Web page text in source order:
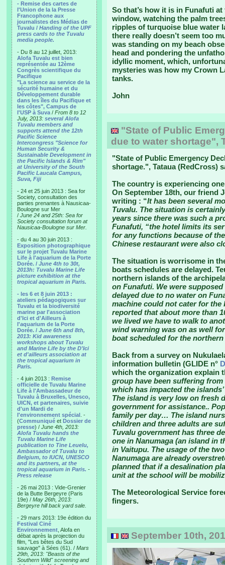
- Remise des cartes de
l'Union de la la Presse
Francophone aux
journalistes des Médias de
Tuvalu / Handing of the UPF
press cards to the Tuvalu
media people.
- Du 8 au 12 juillet, 2013:
Alofa Tuvalu est bien
représentée au 12ème
Congrès scientifique du
Pacifique
"La science au service de la
sécurité humaine et du
Développement durable
dans les îles du Pacifique et
les côtes", Campus de
l'USP à Suva / From 8 to 12
July, 2013: several Alofa
Tuvalu members and
supports attend the 12th
Pacific Science
Intercongress "Science for
Human Security &
Sustainable Development in
the Pacific Islands & Rim"
at University of the South
Pacific Laucala Campus,
Suva, Fiji
- 24 et 25 juin 2013 : Sea for
Society, consultation des
parties prenantes à Nausicaa-
Boulogne sur Mer
/ June 24 and 25th: Sea for
Society consultation forum at
Nausicaa-Boulogne sur Mer.
- du 4 au 30 juin 2013 :
Exposition photographique
sur le projet Tuvalu Marine
Life à l'aquarium de la Porte
Dorée. / June 4th to 30t,
2013h: Tuvalu Marine Life
picture exhibition at the
tropical aquarium in Paris.
- les 6 et 8 juin 2013 :
ateliers pédagogiques sur
Tuvalu et la biodiversité
marine par l'association
d'Ici et d'Ailleurs à
l'aquarium de la Porte
Dorée. / June 6th and 8th,
2013: Kid awareness
workshops about Tuvalu
and Marine Life by the D'Ici
et d'ailleurs association at
the tropical aquarium in
Paris.
- 4 juin 2013 : Remise
officielle de Tuvalu Marine
Life à l'Ambassadeur de
Tuvalu à Bruxelles, Unesco,
UICN, et partenaires, suivie
d'un Mardi de
l'environnement spécial . -
(Communiqué et Dossier de
presse) / June 4th, 2013:
Alofa Tuvalu hands the
Tuvalu Marine Life
publication to Tine Leuelu,
Ambassador of Tuvalu to
Belgium, to IUCN, UNESCO
and its partners, at the
tropical aquarium in Paris. -
Press release
- 26 mai 2013 : Vide-Grenier
de la Butte Bergeyre (Paris
19e) / May 26th, 2013:
Bergeyre hill back yard sale.
- 29 mars 2013: 19e édition du
Festival Ciné
Environnement , Alofa en
débat après la projection du
film, "Les bêtes du Sud
sauvage" à Sées (61). / Mars
29th, 2013: "Beasts of the
Southern Wild" screening and
So that’s how it is in Funafuti
window, watching the palm
ripples of turquoise blue water
there really doesn’t seem too
was standing on my beach
head and pondering the
idyllic moment, which,
mysteries was how my Crown
tanks.
John
"State of Public
due to water shortage",
"State of Public Emergency
shortage.", Tataua (RedCross)
The country is experiencing
On September 18th, our friend
writing : “It has been several
Tuvalu. The situation is
years since there was such a
Funafuti, “the hotel limits its
for any functions because of
Chinese restaurant were also
The situation is worrisome in
boats schedules are delayed.
northern islands of the
on Funafuti. We were
delayed due to no water on
machine could not cater for the
reported that about more than
we lived we have to walk to
wind warning was on as well
boat scheduled for the
Back from a survey on
information bulletin (GLIDE n°
which the organization explain
group have been suffering
which has impacted the
The island is very low on fresh
government for assistance..
family per day… The island
children and three adults are
Tuvalu government has three
one in Nanumaga (an island in
in Vaitupu. The usage of the
Nanumaga are already
planned that if a desalination
unit at the school will be
The Meteorological Service
fingers.
September 10th,